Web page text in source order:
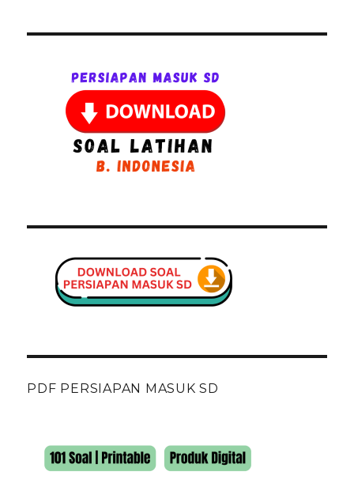
PDF PERSIAPAN MASUK SD